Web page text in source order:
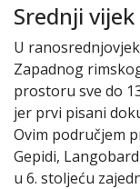
Srednji vijek
U
Zapadnog
prostoru sve do
jer prvi pisani
Ovim područjem
Gepidi,
u 6. stoljeću